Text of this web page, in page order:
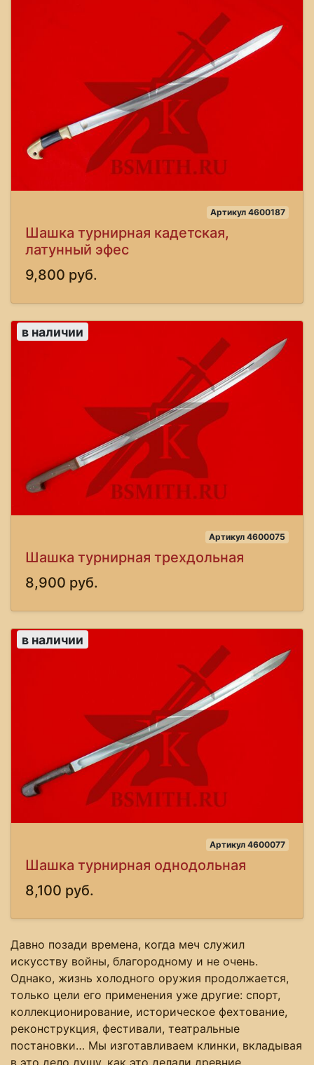
Артикул 4600187
Шашка турнирная кадетская,
латунный эфес
9,800 руб.
в наличии
Артикул 4600075
Шашка турнирная трехдольная
8,900 руб.
в наличии
Артикул 4600077
Шашка турнирная однодольная
8,100 руб.
Давно позади времена, когда меч служил
искусству войны, благородному и не очень.
Однако, жизнь холодного оружия продолжается,
только цели его применения уже другие: спорт,
коллекционирование, историческое фехтование,
реконструкция, фестивали, театральные
постановки… Мы изготавливаем клинки, вкладывая